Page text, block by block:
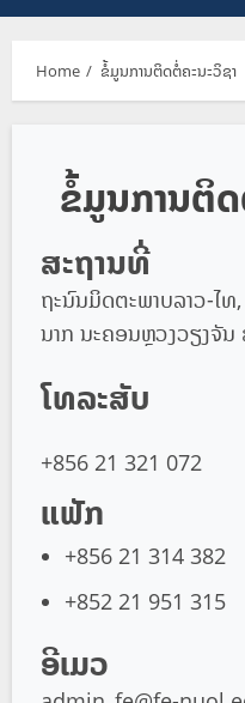
Menu
Home ຂໍ້ມູນການຕິດຕໍ່ຄະນະວິຊາ
ຂໍ້ມູນການຕິດ
ສະຖານທີ່
ຖະນົນມິດຕະພາບລາວ-ໄທ
ນາກ ນະຄອນຫຼວງວຽງຈັນ
ໂທລະສັບ
+856 21 321 072
ແຟັກ
+856 21 314 382
+852 21 951 315
ອີເມວ